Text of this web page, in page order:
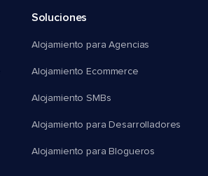
Soluciones
Alojamiento para Agencias
Alojamiento Ecommerce
Alojamiento SMBs
Alojamiento para Desarrolladores
Alojamiento para Blogueros